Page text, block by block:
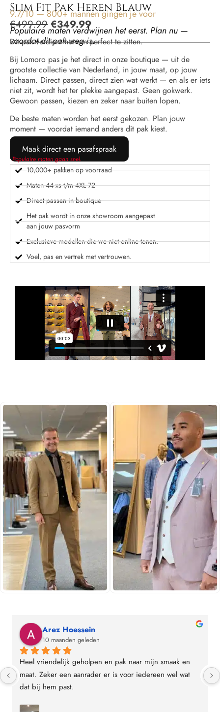
Slim Fit Pak Heren Blauw
9.7/10 — 800+ mannen gingen je voor
€499.99 €349.99
Populaire maten verdwijnen het eerst. Plan nu —
voordat dit pak weg is.
Dit pak verdient het om perfect te zitten.
Bij Lomoro pas je het direct in onze boutique — uit de
grootste collectie van Nederland, in jouw maat, op jouw
lichaam. Direct passen, direct zien wat werkt — en als er iets
niet zit, wordt het ter plekke aangepast. Geen gokwerk.
Gewoon passen, kiezen en zeker naar buiten lopen.
De beste maten worden het eerst gekozen. Plan jouw
moment — voordat iemand anders dit pak kiest.
Maak direct een pasafspraak
Populaire maten gaan snel.
10,000+ pakken op voorraad
Maten 44 xs t/m 4XL 72
Direct passen in boutique
Het pak wordt in onze showroom aangepast
aan jouw pasvorm
Exclusieve modellen die we niet online tonen.
Voel, pas en vertrek met vertrouwen.
Arez Hoessein
10 maanden geleden
Heel vriendelijk geholpen en pak naar mijn smaak en
maat. Zeker een aanrader er is voor iedereen wel wat
dat bij hem past.